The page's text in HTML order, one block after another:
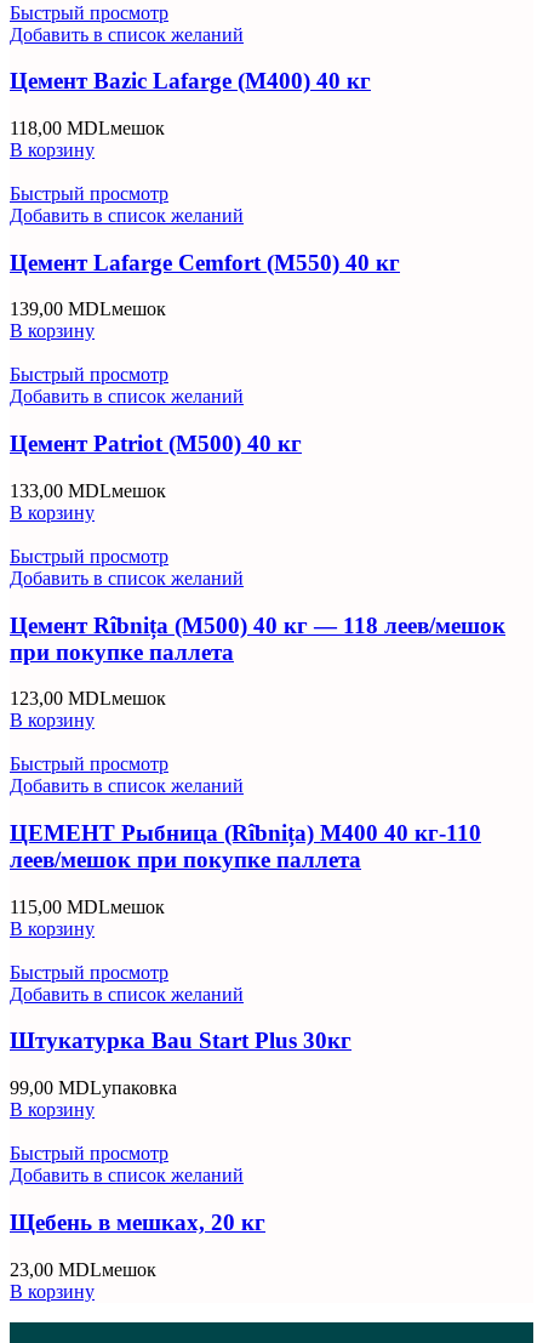
Быстрый просмотр
Добавить в список желаний
Цемент Bazic Lafarge (M400) 40 кг
118,00 MDLмешок
В корзину
Быстрый просмотр
Добавить в список желаний
Цемент Lafarge Cemfort (M550) 40 кг
139,00 MDLмешок
В корзину
Быстрый просмотр
Добавить в список желаний
Цемент Patriot (M500) 40 кг
133,00 MDLмешок
В корзину
Быстрый просмотр
Добавить в список желаний
Цемент Rîbnița (M500) 40 кг — 118 леев/мешок
при покупке паллета
123,00 MDLмешок
В корзину
Быстрый просмотр
Добавить в список желаний
ЦЕМЕНТ Рыбница (Rîbnița) M400 40 кг-110
леев/мешок при покупке паллета
115,00 MDLмешок
В корзину
Быстрый просмотр
Добавить в список желаний
Штукатурка Bau Start Plus 30кг
99,00 MDLупаковка
В корзину
Быстрый просмотр
Добавить в список желаний
Щебень в мешках, 20 кг
23,00 MDLмешок
В корзину